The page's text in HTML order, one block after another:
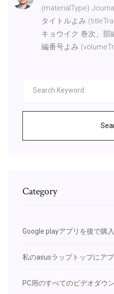
(materialType)
タイトルよみ
キョウイク 巻次、部
編番号よみ
Category
Google playアプリを後で購
私のasusラップトップにア
PC用のすべてのビデオダウ